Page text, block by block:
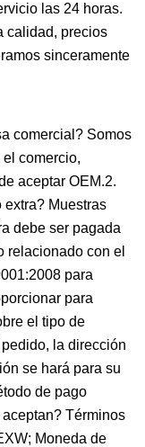
las 24 horas.
calidad, precios
sinceramente
comercial? Somos
comercio,
aceptar OEM.2.
Muestras
debe ser pagada
relacionado con el
para
para
el tipo de
la dirección
se hará para su
de pago
Términos
Moneda de